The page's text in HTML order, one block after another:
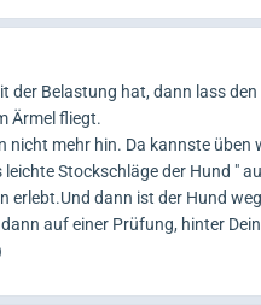
der Belastung hat, dann lass
Ärmel fliegt.
mehr hin. Da kannste üben
Stockschläge der Hund "
erlebt.Und dann ist der Hund
auf einer Prüfung, hinter